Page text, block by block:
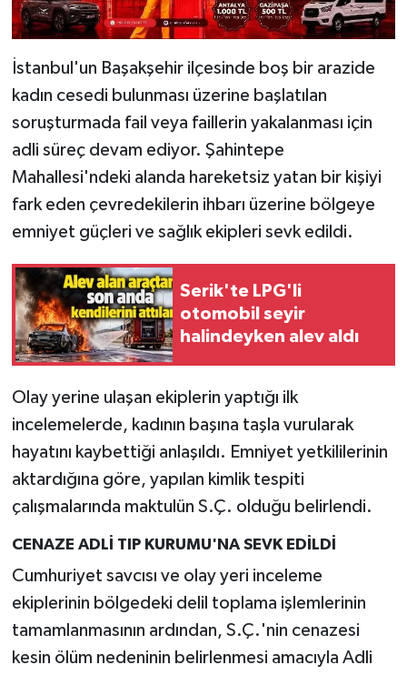
İstanbul'un Başakşehir ilçesinde boş bir arazide
kadın cesedi bulunması üzerine başlatılan
soruşturmada fail veya faillerin yakalanması için
adli süreç devam ediyor. Şahintepe
Mahallesi'ndeki alanda hareketsiz yatan bir kişiyi
fark eden çevredekilerin ihbarı üzerine bölgeye
emniyet güçleri ve sağlık ekipleri sevk edildi.
Serik'te LPG'li
otomobil seyir
halindeyken alev aldı
Olay yerine ulaşan ekiplerin yaptığı ilk
incelemelerde, kadının başına taşla vurularak
hayatını kaybettiği anlaşıldı. Emniyet yetkililerinin
aktardığına göre, yapılan kimlik tespiti
çalışmalarında maktulün S.Ç. olduğu belirlendi.
CENAZE ADLİ TIP KURUMU'NA SEVK EDİLDİ
Cumhuriyet savcısı ve olay yeri inceleme
ekiplerinin bölgedeki delil toplama işlemlerinin
tamamlanmasının ardından, S.Ç.'nin cenazesi
kesin ölüm nedeninin belirlenmesi amacıyla Adli